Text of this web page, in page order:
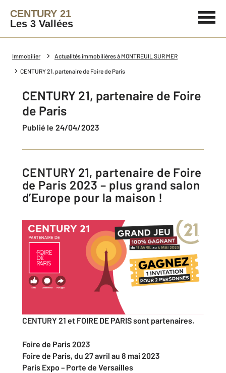
CENTURY 21
Les 3 Vallées
Immobilier Actualités immobilières à MONTREUIL SUR MER
CENTURY 21, partenaire de Foire de Paris
CENTURY 21, partenaire de Foire
de Paris
Publié le 24/04/2023
CENTURY 21, partenaire de Foire
de Paris 2023 – plus grand salon
d’Europe pour la maison !
CENTURY 21 et FOIRE DE PARIS sont partenaires.
Foire de Paris 2023
Foire de Paris, du 27 avril au 8 mai 2023
Paris Expo – Porte de Versailles